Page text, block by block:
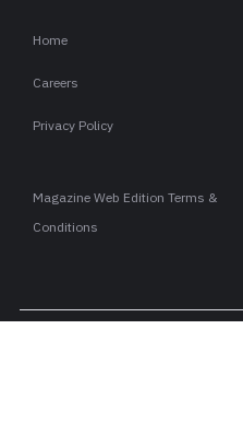
Home
Careers
Privacy Policy
Magazine Web Edition Terms &
Conditions